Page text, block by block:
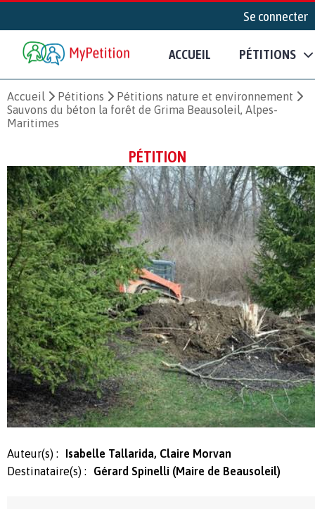
Se connecter
ACCUEIL PÉTITIONS
Accueil Pétitions
Pétitions nature et environnement
Sauvons du béton la forêt de Grima Beausoleil, Alpes-
Maritimes
PÉTITION
Auteur(s) :
Isabelle Tallarida, Claire Morvan
Destinataire(s) :
Gérard Spinelli (Maire de Beausoleil)